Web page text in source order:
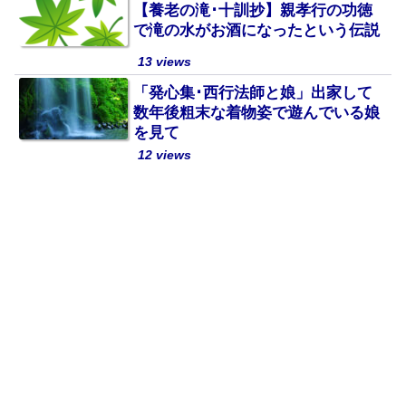
【養老の滝･十訓抄】親孝行の功徳
で滝の水がお酒になったという伝説
13 views
「発心集･西行法師と娘」出家して
数年後粗末な着物姿で遊んでいる娘
を見て
12 views